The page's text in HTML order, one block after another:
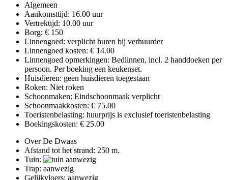
Algemeen
Aankomsttijd: 16.00 uur
Vertrektijd: 10.00 uur
Borg: € 150
Linnengoed: verplicht huren bij verhuurder
Linnengoed kosten: € 14.00
Linnengoed opmerkingen: Bedlinnen, incl. 2 handdoeken per
persoon. Per boeking een keukenset.
Huisdieren: geen huisdieren toegestaan
Roken: Niet roken
Schoonmaken: Eindschoonmaak verplicht
Schoonmaakkosten: € 75.00
Toeristenbelasting: huurprijs is exclusief toeristenbelasting
Boekingskosten: € 25.00
Over De Dwaas
Afstand tot het strand: 250 m.
Tuin:
Trap: aanwezig
Gelijkvloers: aanwezig